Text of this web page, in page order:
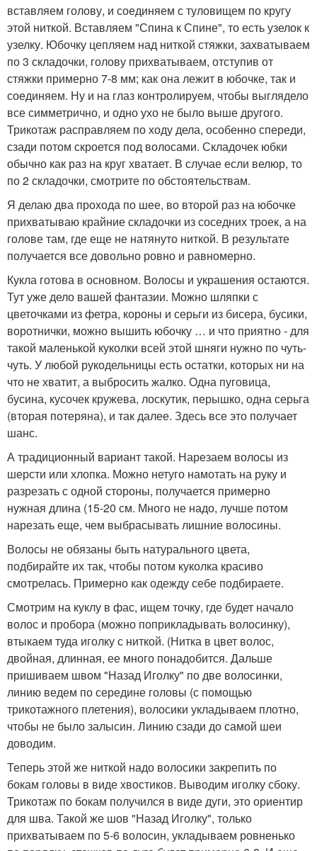
вставляем голову, и соединяем с туловищем по кругу
этой ниткой. Вставляем "Спина к Спине", то есть узелок к
узелку. Юбочку цепляем над ниткой стяжки, захватываем
по 3 складочки, голову прихватываем, отступив от
стяжки примерно 7-8 мм; как она лежит в юбочке, так и
соединяем. Ну и на глаз контролируем, чтобы выглядело
все симметрично, и одно ухо не было выше другого.
Трикотаж расправляем по ходу дела, особенно спереди,
сзади потом скроется под волосами. Складочек юбки
обычно как раз на круг хватает. В случае если велюр, то
по 2 складочки, смотрите по обстоятельствам.
Я делаю два прохода по шее, во второй раз на юбочке
прихватываю крайние складочки из соседних троек, а на
голове там, где еще не натянуто ниткой. В результате
получается все довольно ровно и равномерно.
Кукла готова в основном. Волосы и украшения остаются.
Тут уже дело вашей фантазии. Можно шляпки с
цветочками из фетра, короны и серьги из бисера, бусики,
воротнички, можно вышить юбочку … и что приятно - для
такой маленькой куколки всей этой шняги нужно по чуть-
чуть. У любой рукодельницы есть остатки, которых ни на
что не хватит, а выбросить жалко. Одна пуговица,
бусина, кусочек кружева, лоскутик, перышко, одна серьга
(вторая потеряна), и так далее. Здесь все это получает
шанс.
А традиционный вариант такой. Нарезаем волосы из
шерсти или хлопка. Можно нетуго намотать на руку и
разрезать с одной стороны, получается примерно
нужная длина (15-20 см. Много не надо, лучше потом
нарезать еще, чем выбрасывать лишние волосины.
Волосы не обязаны быть натурального цвета,
подбирайте их так, чтобы потом куколка красиво
смотрелась. Примерно как одежду себе подбираете.
Смотрим на куклу в фас, ищем точку, где будет начало
волос и пробора (можно поприкладывать волосинку),
втыкаем туда иголку с ниткой. (Нитка в цвет волос,
двойная, длинная, ее много понадобится. Дальше
пришиваем швом "Назад Иголку" по две волосинки,
линию ведем по середине головы (с помощью
трикотажного плетения), волосики укладываем плотно,
чтобы не было залысин. Линию сзади до самой шеи
доводим.
Теперь этой же ниткой надо волосики закрепить по
бокам головы в виде хвостиков. Выводим иголку сбоку.
Трикотаж по бокам получился в виде дуги, это ориентир
для шва. Такой же шов "Назад Иголку", только
прихватываем по 5-6 волосин, укладываем ровненько